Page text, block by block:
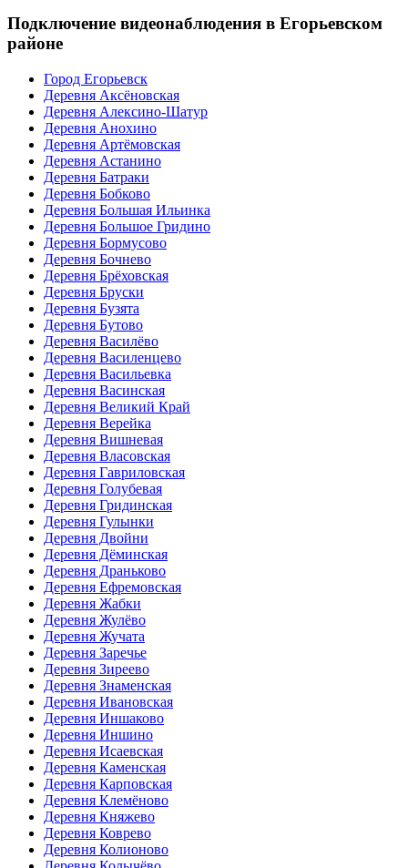
Подключение видеонаблюдения в Егорьевском
районе
Город Егорьевск
Деревня Аксёновская
Деревня Алексино-Шатур
Деревня Анохино
Деревня Артёмовская
Деревня Астанино
Деревня Батраки
Деревня Бобково
Деревня Большая Ильинка
Деревня Большое Гридино
Деревня Бормусово
Деревня Бочнево
Деревня Брёховская
Деревня Бруски
Деревня Бузята
Деревня Бутово
Деревня Василёво
Деревня Василенцево
Деревня Васильевка
Деревня Васинская
Деревня Великий Край
Деревня Верейка
Деревня Вишневая
Деревня Власовская
Деревня Гавриловская
Деревня Голубевая
Деревня Гридинская
Деревня Гулынки
Деревня Двойни
Деревня Дёминская
Деревня Драньково
Деревня Ефремовская
Деревня Жабки
Деревня Жулёво
Деревня Жучата
Деревня Заречье
Деревня Зиреево
Деревня Знаменская
Деревня Ивановская
Деревня Иншаково
Деревня Иншино
Деревня Исаевская
Деревня Каменская
Деревня Карповская
Деревня Клемёново
Деревня Княжево
Деревня Коврево
Деревня Колионово